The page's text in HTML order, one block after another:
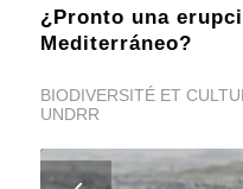
¿Pronto una
Mediterráneo?
BIODIVERSITÉ ET
UNDRR